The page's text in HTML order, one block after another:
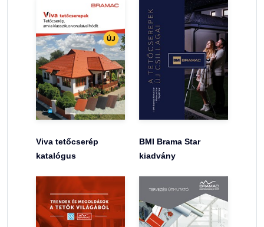
Viva tetőcserép
katalógus
BMI Brama Star
kiadvány